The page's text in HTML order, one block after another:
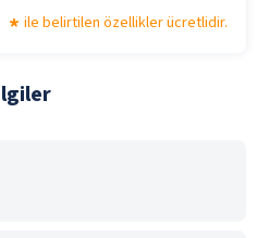
ile belirtilen özellikler ücretlidir.